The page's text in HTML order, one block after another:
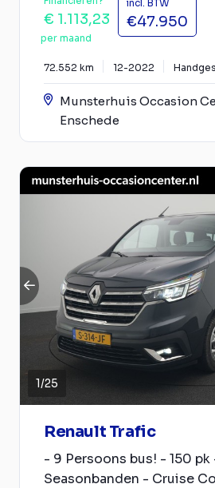
€ 1.113,23
per maand
incl. BTW
€47.950
72.552 km 12-2022
Munsterhuis Occasion
Enschede
1/25
Renault Trafic
- 9 Persoons bus! - 150 pk
Seasonbanden - Cruise